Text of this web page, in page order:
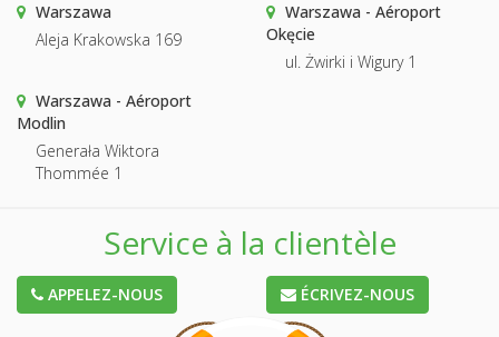
Warszawa
Aleja Krakowska 169
Warszawa - Aéroport
Okęcie
ul. Żwirki i Wigury 1
Warszawa - Aéroport
Modlin
Generała Wiktora
Thommée 1
Service à la clientèle
APPELEZ-NOUS ÉCRIVEZ-NOUS